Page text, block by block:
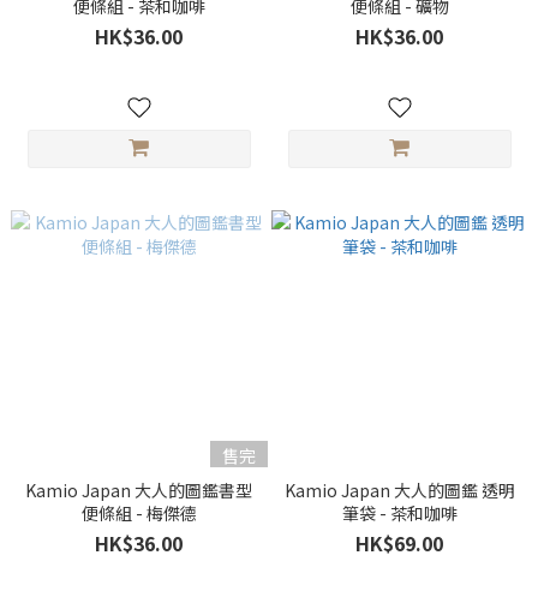
便條組 - 茶和咖啡
HK$36.00
便條組 - 礦物
HK$36.00
售完
Kamio Japan 大人的圖鑑書型
便條組 - 梅傑德
HK$36.00
Kamio Japan 大人的圖鑑 透明
筆袋 - 茶和咖啡
HK$69.00